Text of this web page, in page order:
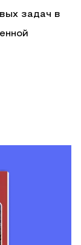
задач в